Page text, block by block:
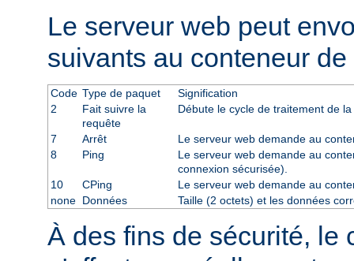
Le serveur web peut
suivants au conteneur
Code Type de paquet
Signification
2
Fait suivre la
requête
Débute le cycle de traitement de
7 Arrêt
Le serveur web demande au
8
Ping
Le serveur web demande au
connexion sécurisée).
10
CPing
Le serveur web demande au
none Données Taille (2 octets) et les données
À des fins de sécurité, le